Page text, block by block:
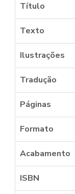
Título
Texto
Ilustrações
Tradução
Páginas
Formato
Acabamento
ISBN